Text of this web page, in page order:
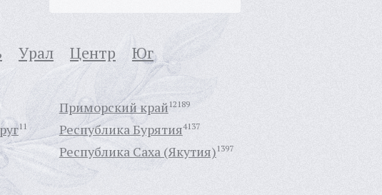
Урал Центр Юг
11
Приморский край12189
Республика Бурятия4137
Республика Саха (Якутия)1397